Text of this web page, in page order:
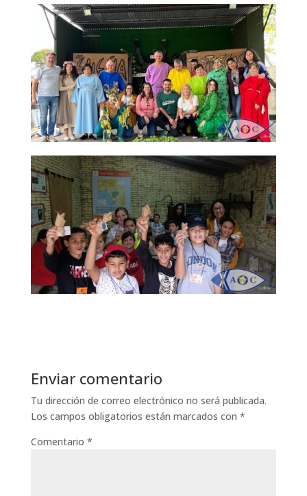
Enviar comentario
Tu dirección de correo electrónico no será publicada.
Los campos obligatorios están marcados con *
Comentario *